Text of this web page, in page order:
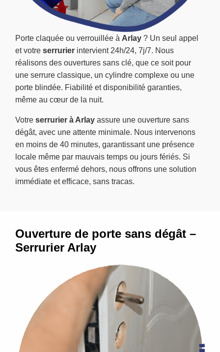
Porte claquée ou verrouillée à Arlay ? Un seul appel
et votre serrurier intervient 24h/24, 7j/7. Nous
réalisons des ouvertures sans clé, que ce soit pour
une serrure classique, un cylindre complexe ou une
porte blindée. Fiabilité et disponibilité garanties,
même au cœur de la nuit.
Votre serrurier à Arlay assure une ouverture sans
dégât, avec une attente minimale. Nous intervenons
en moins de 40 minutes, garantissant une présence
locale même par mauvais temps ou jours fériés. Si
vous êtes enfermé dehors, nous offrons une solution
immédiate et efficace, sans tracas.
Ouverture de porte sans dégât –
Serrurier Arlay